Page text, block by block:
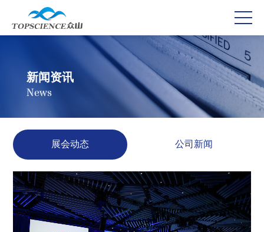
新闻资讯
News
展会动态 公司新闻